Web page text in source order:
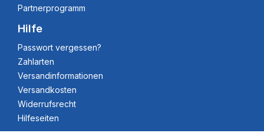
Partnerprogramm
Hilfe
Passwort vergessen?
Zahlarten
Versandinformationen
Versandkosten
Widerrufsrecht
Hilfeseiten